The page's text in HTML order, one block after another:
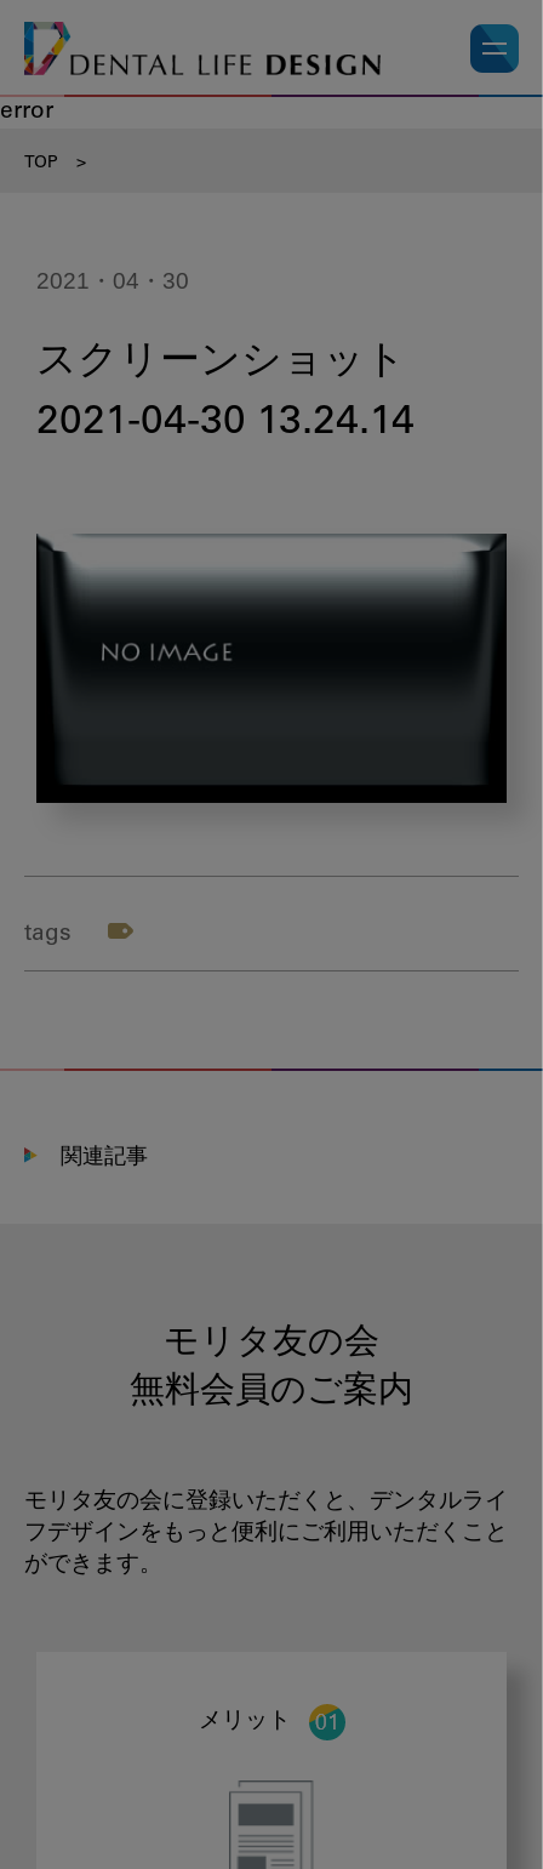
error
TOP >
2021・04・30
スクリーンショット
2021-04-30 13.24.14
リ
ン
シ
ト
30
tags
関連記事
モリタ友の会
無料会員のご案内
モリタ友の会に登録いただくと、デンタルライ
フデザインをもっと便利にご利用いただくこと
ができます。
メリット